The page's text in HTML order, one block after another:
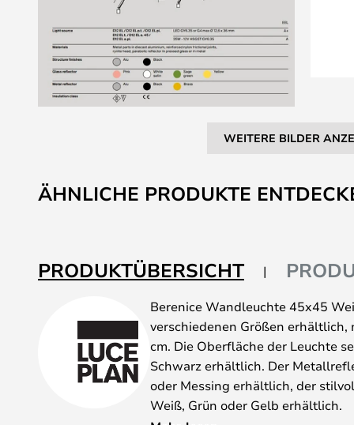
WEITERE BILDER
Anfang
der
ÄHNLICHE PRODUKTE
PRODUKTÜBERSICHT
Berenice Wandleuchte 45x45
verschiedenen Größen
cm. Die Oberfläche der Leuchte
Schwarz erhältlich. Der
oder Messing erhältlich, der
Weiß, Grün oder Gelb erhältlich.